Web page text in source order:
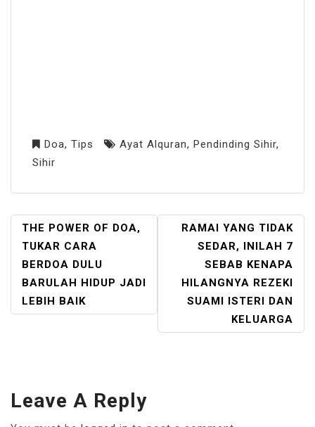
Doa, Tips Ayat Alquran, Pendinding Sihir,
Sihir
POST
NAVIGATION
THE POWER OF DOA,
TUKAR CARA
BERDOA DULU
BARULAH HIDUP JADI
LEBIH BAIK
RAMAI YANG TIDAK
SEDAR, INILAH 7
SEBAB KENAPA
HILANGNYA REZEKI
SUAMI ISTERI DAN
KELUARGA
Leave A Reply